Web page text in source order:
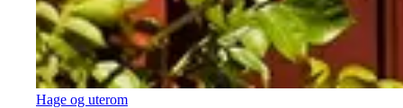
Hage og uterom